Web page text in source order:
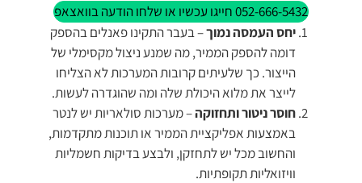
052-666-5432 חייגו עכשיו או שלחו הודעה בוואצאפ
יחס העמסה נמוך– בעבר התקינו פאנלים בהספק
דומה להספק הממיר, מה שמנע ניצול מקסימלי של
הייצור. כך שלעיתים קרובות המערכות לא הצליחו
לייצר את מלוא היכולת שלה ומה שהוגדרה לעשות.
חוסר ניטור ותחזוקה– מערכות סולאריות יש לנטר
באמצעות אפליקציית הממיר או תוכנות מתקדמות,
והחשוב מכל יש לתחזקן, ולבצע בדיקות חשמליות
וויזואליות תקופתיות.